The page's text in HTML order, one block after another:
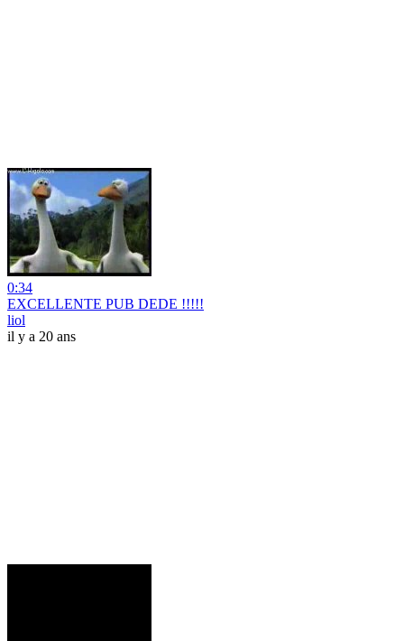
0:34
EXCELLENTE PUB DEDE !!!!!
liol
il y a 20 ans